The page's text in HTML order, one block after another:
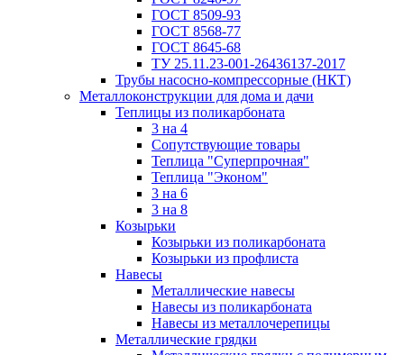
ГОСТ 8509-93
ГОСТ 8568-77
ГОСТ 8645-68
ТУ 25.11.23-001-26436137-2017
Трубы насосно-компрессорные (НКТ)
Металлоконструкции для дома и дачи
Теплицы из поликарбоната
3 на 4
Сопутствующие товары
Теплица "Суперпрочная"
Теплица "Эконом"
3 на 6
3 на 8
Козырьки
Козырьки из поликарбоната
Козырьки из профлиста
Навесы
Металлические навесы
Навесы из поликарбоната
Навесы из металлочерепицы
Металлические грядки